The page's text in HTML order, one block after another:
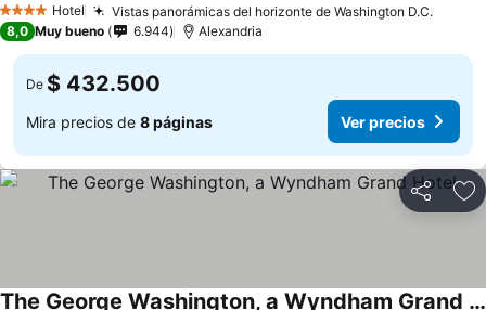
4 EstrellasHotel Vistas panorámicas del horizonte de Washington D.C.
8,0 Muy bueno 6.944 Alexandria
De $ 432.500
Mira precios de 8 páginas Ver precios
Compartir
The George Washington, a Wyndham Grand Hotel